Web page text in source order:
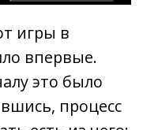
игры в
впервые.
это было
процесс